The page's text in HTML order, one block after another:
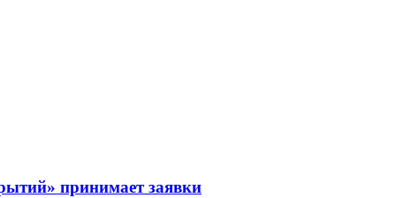
принимает заявки